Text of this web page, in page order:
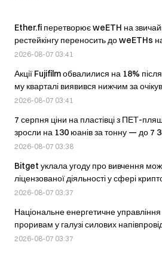
Ether.fi перетворює weETH на
рестейкінгу переносить до weETHs
2026-08-07 03:41
Акції Fujifilm обвалилися на 18%
му кварталі виявився нижчим за
розглядає можливість виділення
2026-08-07 03:41
7 серпня ціни на пластівці з ПЕТ-
зросли на 130 юанів за тонну — до 7
2026-08-07 03:38
Bitget уклала угоду про вивчення
ліцензованої діяльності у сфері
економічній зоні Бутану
2026-08-07 03:37
Національне енергетичне
проривам у галузі силових
надвисокої напруги
2026-08-07 03:37